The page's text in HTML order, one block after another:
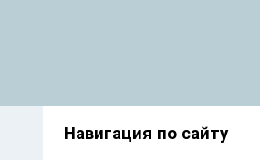
Навигация по сайту